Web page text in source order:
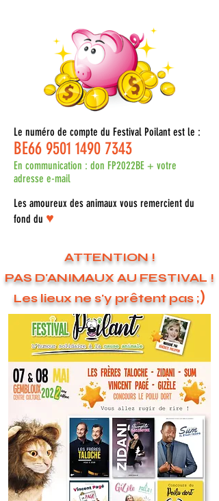
Le numéro de compte du Festival Poilant est le :
BE66 9501 1490 7343
En communication : don FP2022BE + votre
adresse e-mail
Les amoureux des animaux vous remercient du
fond du ♥
ATTENTION !
PAS D'ANIMAUX AU FESTIVAL !
Les lieux ne s'y prêtent pas ;)